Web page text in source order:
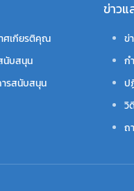
าศเกียรติคุณ
นับสนุน
รสนับสนุน
ข่าวแ
ข่
ก
ป
วิ
ถ